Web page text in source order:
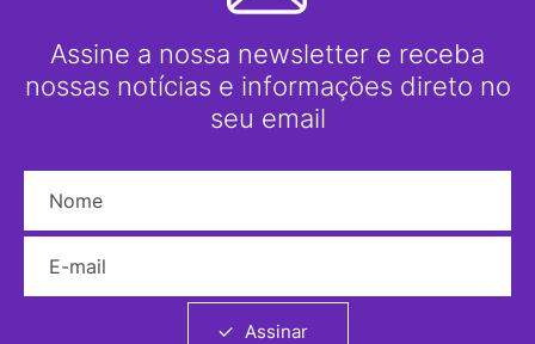
Assine a nossa newsletter e receba
nossas notícias e informações direto no
seu email
Assinar